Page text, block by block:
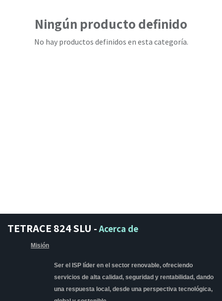
Ningún producto definido
No hay productos definidos en esta categoría.
TETRACE 824 SLU -Acerca de
Misión
Ser el ISP líder en el sector renovable, ofreciendo
servicios de alta calidad, seguridad y rentabilidad, dando
una respuesta local, desde una perspectiva tecnológica,